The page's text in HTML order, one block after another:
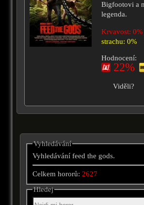
Bigfootovi a
legenda.
Krvavost: 0%
strachu: 0%
Hodnocení:
22%
Viděli?
Vyhledávání
Vyhledávání feed the gods.
Celkem hororů:2627
Hledej